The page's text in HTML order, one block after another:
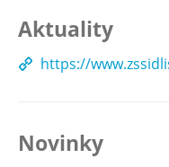
Aktuality
https://
Novinky